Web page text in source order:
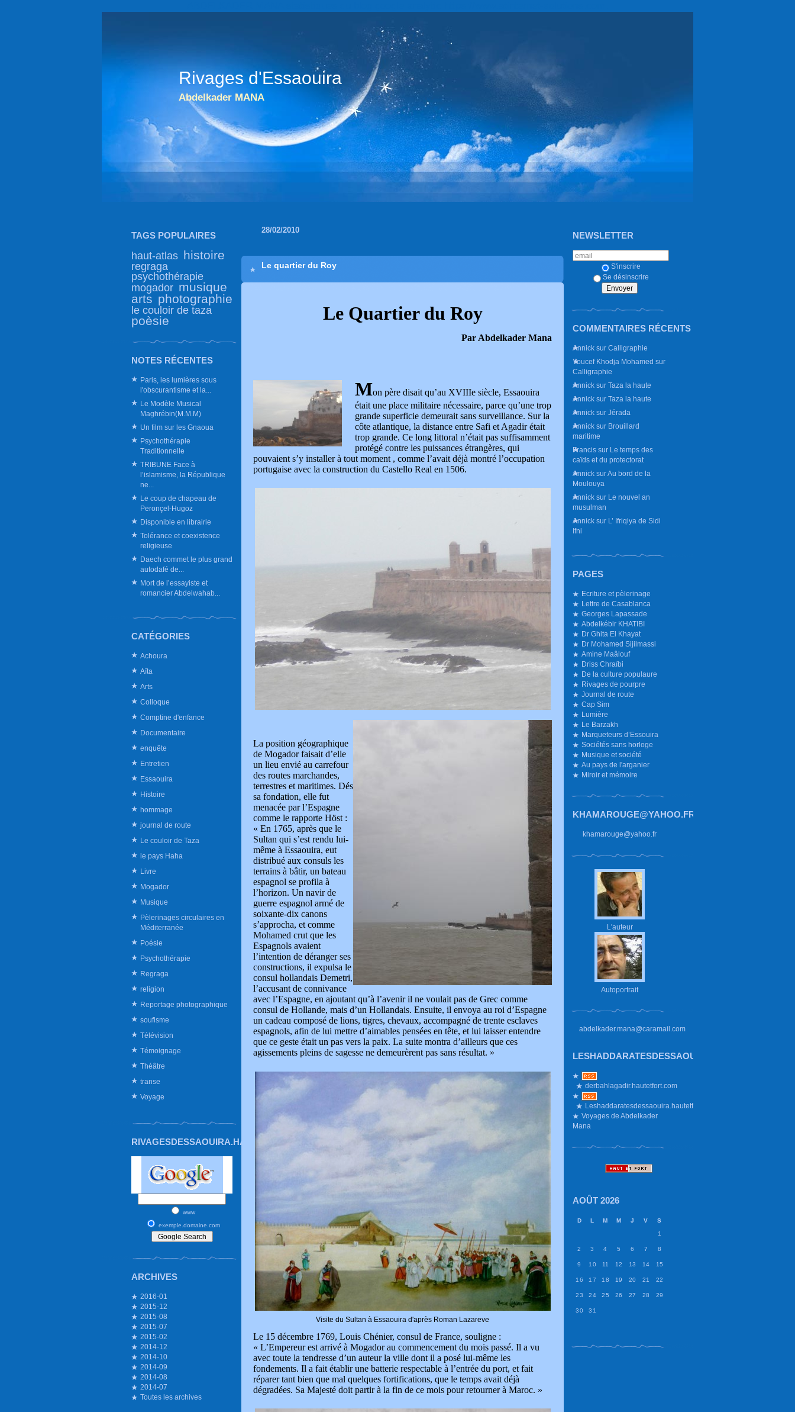
Rivages d'Essaouira
Abdelkader MANA
TAGS POPULAIRES
haut-atlas histoire
regraga
psychothérapie
mogador musique
arts photographie
le couloir de taza
poèsie
NOTES RÉCENTES
Paris, les lumières sous
l'obscurantisme et la...
Le Modèle Musical
Maghrébin(M.M.M)
Un film sur les Gnaoua
Psychothérapie
Traditionnelle
TRIBUNE Face à
l’islamisme, la République
ne...
Le coup de chapeau de
Peronçel-Hugoz
Disponible en librairie
Tolérance et coexistence
religieuse
Daech commet le plus grand
autodafé de...
Mort de l’essayiste et
romancier Abdelwahab...
CATÉGORIES
Achoura
Aïta
Arts
Colloque
Comptine d'enfance
Documentaire
enquête
Entretien
Essaouira
Histoire
hommage
journal de route
Le couloir de Taza
le pays Haha
Livre
Mogador
Musique
Pèlerinages circulaires en
Méditerranée
Poésie
Psychothérapie
Regraga
religion
Reportage photographique
soufisme
Télévision
Témoignage
Théâtre
transe
Voyage
RIVAGESDESSAOUIRA.HAUTETFORT.COM
www
exemple.domaine.com
ARCHIVES
2016-01
2015-12
2015-08
2015-07
2015-02
2014-12
2014-10
2014-09
2014-08
2014-07
Toutes les archives
NEWSLETTER
S'inscrire
Se désinscrire
COMMENTAIRES RÉCENTS
Annick sur Calligraphie
Youcef Khodja Mohamed sur
Calligraphie
Annick sur Taza la haute
Annick sur Taza la haute
Annick sur Jérada
Annick sur Brouillard
maritime
Francis sur Le temps des
caïds et du protectorat
Annick surAu bord de la
Moulouya
Annick sur Le nouvel an
musulman
Annick sur L’ Ifriqiya de Sidi
Ifni
PAGES
Ecriture et pèlerinage
Lettre de Casablanca
Georges Lapassade
Abdelkébir KHATIBI
Dr Ghita El Khayat
Dr Mohamed Sijilmassi
Amine Maâlouf
Driss Chraïbi
De la culture populaure
Rivages de pourpre
Journal de route
Cap Sim
Lumière
Le Barzakh
Marqueteurs d’Essouira
Sociétés sans horloge
Musique et société
Au pays de l'arganier
Miroir et mémoire
KHAMAROUGE@YAHOO.FR
khamarouge@yahoo.fr
L'auteur
Autoportrait
abdelkader.mana@caramail.com
derbahlagadir.hautetfort.com
Leshaddaratesdessaouira.hautetfort.com
Voyages de Abdelkader
Mana
AOÛT 2026
D L M M J V
S
1
2 3 4 5 6 7 8
9 10 11 12 13 14 15
16 17 18 19 20 21 22
23 24 25 26 27 28 29
30 31
28/02/2010
Le quartier du Roy
Le Quartier du Roy
Par Abdelkader Mana
Mon père disait qu’au XVIIIe siècle, Essaouira
était une place militaire nécessaire, parce qu’une trop
grande superficie demeurait sans surveillance. Sur la
côte atlantique, la distance entre Safi et Agadir était
trop grande. Ce long littoral n’était pas suffisamment
protégé contre les puissances étrangères, qui
pouvaient s’y installer à tout moment , comme l’avait déjà montré l’occupation
portugaise avec la construction du Castello Real en 1506.
La position géographique
de Mogador faisait d’elle
un lieu envié au carrefour
des routes marchandes,
terrestres et maritimes. Dés
sa fondation, elle fut
menacée par l’Espagne
comme le rapporte Höst :
« En 1765, après que le
Sultan qui s’est rendu lui-
même à Essaouira, eut
distribué aux consuls les
terrains à bâtir, un bateau
espagnol se profila à
l’horizon. Un navir de
guerre espagnol armé de
soixante-dix canons
s’approcha, et comme
Mohamed crut que les
Espagnols avaient
l’intention de déranger ses
constructions, il expulsa le
consul hollandais Demetri,
l’accusant de connivance
avec l’Espagne, en ajoutant qu’à l’avenir il ne voulait pas de Grec comme
consul de Hollande, mais d’un Hollandais. Ensuite, il envoya au roi d’Espagne
un cadeau composé de lions, tigres, chevaux, accompagné de trente esclaves
espagnols, afin de lui mettre d’aimables pensées en tête, et lui laisser entendre
que ce geste était un pas vers la paix. La suite montra d’ailleurs que ces
agissements pleins de sagesse ne demeurèrent pas sans résultat. »
Visite du Sultan à Essaouira d'après Roman Lazareve
Le 15 décembre 1769, Louis Chénier, consul de France, souligne :
« L’Empereur est arrivé à Mogador au commencement du mois passé. Il a vu
avec toute la tendresse d’un auteur la ville dont il a posé lui-même les
fondements. Il a fait établir une batterie respectable à l’entrée du port, et fait
réparer tant bien que mal quelques fortifications, que le temps avait déjà
dégradées. Sa Majesté doit partir à la fin de ce mois pour retourner à Maroc. »